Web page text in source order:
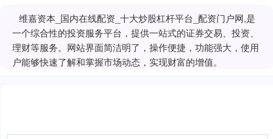
维嘉资本_国内在线配资_十大炒股杠杆平台_配资门户网,是
一个综合性的投资服务平台，提供一站式的证券交易、投资、
理财等服务。网站界面简洁明了，操作便捷，功能强大，使用
户能够快速了解和掌握市场动态，实现财富的增值。